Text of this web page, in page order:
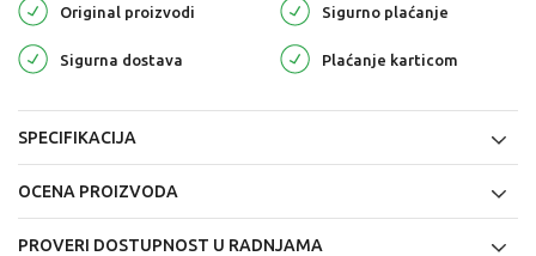
Original proizvodi Sigurno plaćanje
Sigurna dostava Plaćanje karticom
SPECIFIKACIJA
OCENA PROIZVODA
PROVERI DOSTUPNOST U RADNJAMA